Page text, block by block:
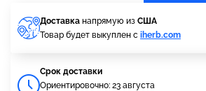
Доставка напрямую из США
Товар будет выкуплен с iherb.com
Cрок доставки
Ориентировочно: 23 августа